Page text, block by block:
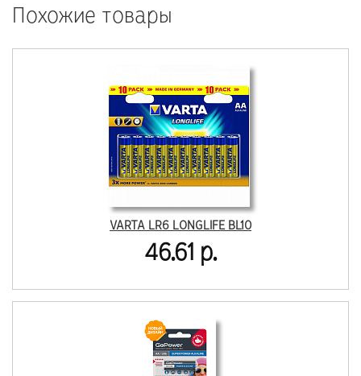
Похожие товары
VARTA LR6 LONGLIFE BL10
46.61 р.